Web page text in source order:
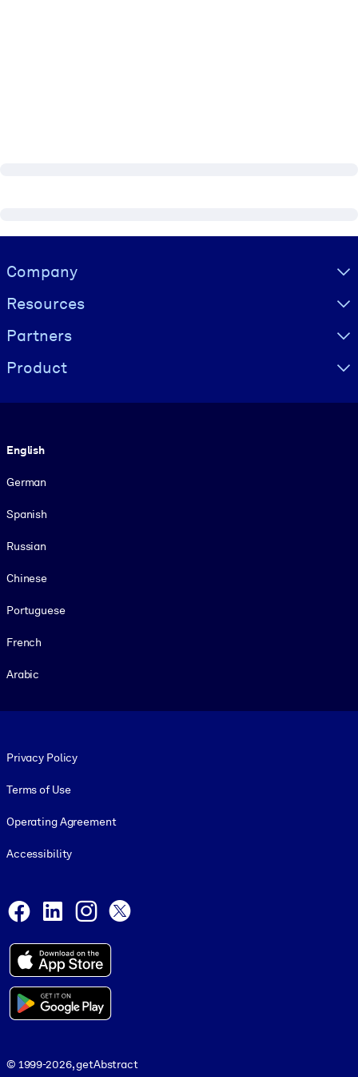
Visually hidden Text
Company
Resources
Partners
Product
English
German
Spanish
Russian
Chinese
Portuguese
French
Arabic
Privacy Policy
Terms of Use
Operating Agreement
Accessibility
Facebook
LinkedInInstagram
© 1999-2026, getAbstract